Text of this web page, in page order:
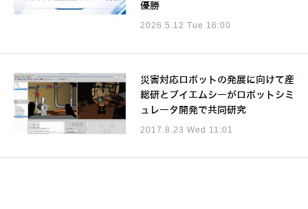
優勝
2026.5.12 Tue 16:00
災害対応ロボットの発展に向けて産
総研とブイエムシーがロボットシミ
ュレータ開発で共同研究
2017.8.23 Wed 11:01